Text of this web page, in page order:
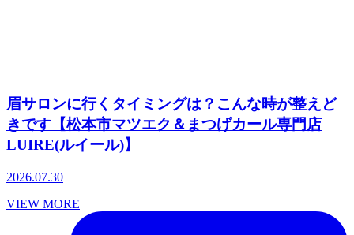
眉サロンに行くタイミングは？こんな時が整えど
きです【松本市マツエク＆まつげカール専門店
LUIRE(ルイール)】
2026.07.30
VIEW MORE